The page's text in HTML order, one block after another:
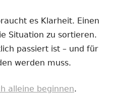
es Klarheit. Einen
Situation zu sortieren.
passiert ist – und für
werden muss.
alleine beginnen.